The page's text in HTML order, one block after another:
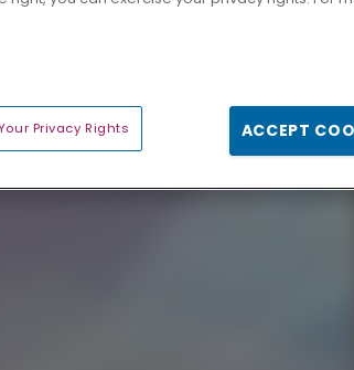
Privacy Rights ACCEPT